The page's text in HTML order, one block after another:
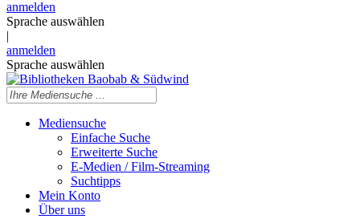
anmelden
Sprache auswählen
|
anmelden
Sprache auswählen
Mediensuche
Einfache Suche
Erweiterte Suche
E-Medien / Film-Streaming
Suchtipps
Mein Konto
Über uns